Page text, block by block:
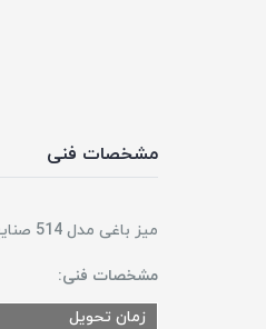
مشخصات فنی
میز باغی مدل 514 صنایع نظری
مشخصات فنی:
زمان تحویل